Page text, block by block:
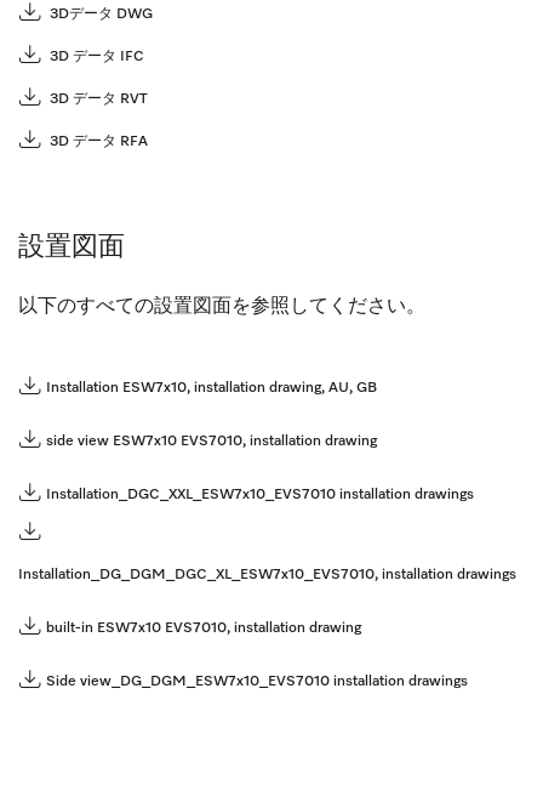
3Dデータ DWG
3D データ IFC
3D データ RVT
3D データ RFA
設置図面
以下のすべての設置図面を参照してください。
Installation ESW7x10, installation drawing, AU, GB
side view ESW7x10 EVS7010, installation drawing
Installation_DGC_XXL_ESW7x10_EVS7010 installation drawings
Installation_DG_DGM_DGC_XL_ESW7x10_EVS7010, installation drawings
built-in ESW7x10 EVS7010, installation drawing
Side view_DG_DGM_ESW7x10_EVS7010 installation drawings